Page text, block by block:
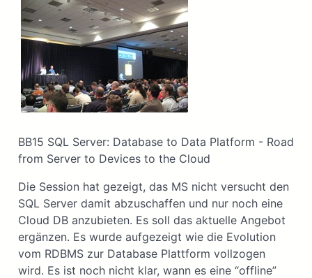
BB15 SQL Server: Database to Data Platform - Road
from Server to Devices to the Cloud
Die Session hat gezeigt, das MS nicht versucht den
SQL Server damit abzuschaffen und nur noch eine
Cloud DB anzubieten. Es soll das aktuelle Angebot
ergänzen. Es wurde aufgezeigt wie die Evolution
vom RDBMS zur Database Plattform vollzogen
wird. Es ist noch nicht klar, wann es eine “offline”